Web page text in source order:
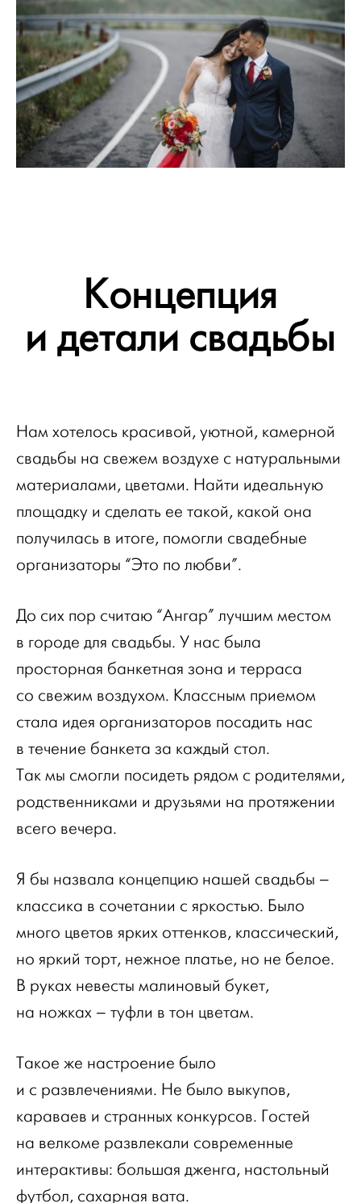
Концепция
и детали свадьбы
Нам хотелось красивой, уютной, камерной
свадьбы на свежем воздухе с натуральными
материалами, цветами. Найти идеальную
площадку и сделать ее такой, какой она
получилась в итоге, помогли свадебные
организаторы “Это по любви”.
До сих пор считаю “Ангар” лучшим местом
в городе для свадьбы. У нас была
просторная банкетная зона и терраса
со свежим воздухом. Классным приемом
стала идея организаторов посадить нас
в течение банкета за каждый стол.
Так мы смогли посидеть рядом с родителями,
родственниками и друзьями на протяжении
всего вечера.
Я бы назвала концепцию нашей свадьбы –
классика в сочетании с яркостью. Было
много цветов ярких оттенков, классический,
но яркий торт, нежное платье, но не белое.
В руках невесты малиновый букет,
на ножках – туфли в тон цветам.
Такое же настроение было
и с развлечениями. Не было выкупов,
караваев и странных конкурсов. Гостей
на велкоме развлекали современные
интерактивы: большая дженга, настольный
футбол, сахарная вата.